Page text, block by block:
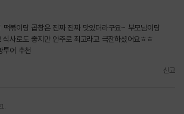
떡볶이랑 곱창은 진짜 진짜 맛있더라구요~ 부모님이랑
식사로도 좋지만 안주로 최고라고 극찬하셨어요ㅎㅎ
투어 추천
신고